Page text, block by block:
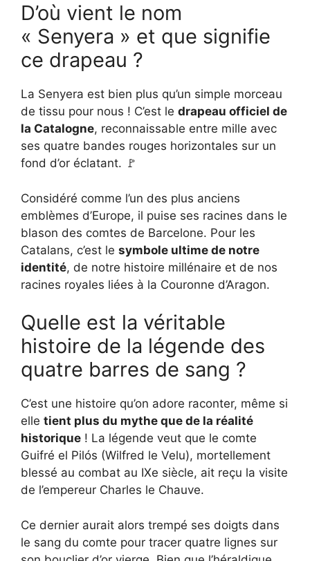
D’où vient le nom
« Senyera » et que signifie
ce drapeau ?
La Senyera est bien plus qu’un simple morceau
de tissu pour nous ! C’est le drapeau officiel de
la Catalogne, reconnaissable entre mille avec
ses quatre bandes rouges horizontales sur un
fond d’or éclatant. 🚩
Considéré comme l’un des plus anciens
emblèmes d’Europe, il puise ses racines dans le
blason des comtes de Barcelone. Pour les
Catalans, c’est le symbole ultime de notre
identité, de notre histoire millénaire et de nos
racines royales liées à la Couronne d’Aragon.
Quelle est la véritable
histoire de la légende des
quatre barres de sang ?
C’est une histoire qu’on adore raconter, même si
elle tient plus du mythe que de la réalité
historique ! La légende veut que le comte
Guifré el Pilós (Wilfred le Velu), mortellement
blessé au combat au IXe siècle, ait reçu la visite
de l’empereur Charles le Chauve.
Ce dernier aurait alors trempé ses doigts dans
le sang du comte pour tracer quatre lignes sur